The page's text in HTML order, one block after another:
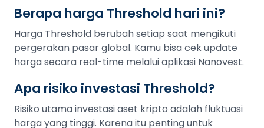
Berapa harga Threshold hari ini?
Harga Threshold berubah setiap saat mengikuti
pergerakan pasar global. Kamu bisa cek update
harga secara real-time melalui aplikasi Nanovest.
Apa risiko investasi Threshold?
Risiko utama investasi aset kripto adalah fluktuasi
harga yang tinggi. Karena itu penting untuk